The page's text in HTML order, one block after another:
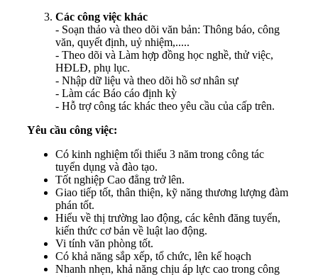
Các công việc khác
- Soạn thảo và theo dõi văn bản: Thông báo, công
văn, quyết định, uỷ nhiệm,.....
- Theo dõi và Làm hợp đồng học nghề, thử việc,
HĐLĐ, phụ lục.
- Nhập dữ liệu và theo dõi hồ sơ nhân sự
- Làm các Báo cáo định kỳ
- Hỗ trợ công tác khác theo yêu cầu của cấp trên.
Yêu cầu công việc:
Có kinh nghiệm tối thiểu 3 năm trong công tác
tuyển dụng và đào tạo.
Tốt nghiệp Cao đẳng trở lên.
Giao tiếp tốt, thân thiện, kỹ năng thương lượng đàm
phán tốt.
Hiểu về thị trường lao động, các kênh đăng tuyển,
kiến thức cơ bản về luật lao động.
Vi tính văn phòng tốt.
Có khả năng sắp xếp, tổ chức, lên kế hoạch
Nhanh nhẹn, khả năng chịu áp lực cao trong công